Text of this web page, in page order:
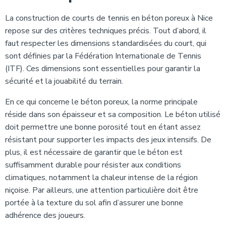
La construction de courts de tennis en béton poreux à Nice
repose sur des critères techniques précis. Tout d’abord, il
faut respecter les dimensions standardisées du court, qui
sont définies par la Fédération Internationale de Tennis
(ITF). Ces dimensions sont essentielles pour garantir la
sécurité et la jouabilité du terrain.
En ce qui concerne le béton poreux, la norme principale
réside dans son épaisseur et sa composition. Le béton utilisé
doit permettre une bonne porosité tout en étant assez
résistant pour supporter les impacts des jeux intensifs. De
plus, il est nécessaire de garantir que le béton est
suffisamment durable pour résister aux conditions
climatiques, notamment la chaleur intense de la région
niçoise. Par ailleurs, une attention particulière doit être
portée à la texture du sol afin d’assurer une bonne
adhérence des joueurs.